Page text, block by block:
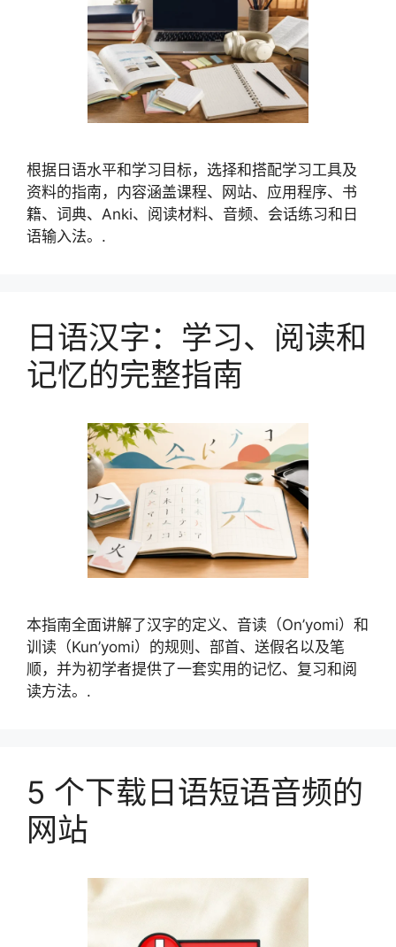
根据日语水平和学习目标，选择和搭配学习工具及
资料的指南，内容涵盖课程、网站、应用程序、书
籍、词典、Anki、阅读材料、音频、会话练习和日
语输入法。.
日语汉字：学习、阅读和
记忆的完整指南
本指南全面讲解了汉字的定义、音读（On’yomi）和
训读（Kun’yomi）的规则、部首、送假名以及笔
顺，并为初学者提供了一套实用的记忆、复习和阅
读方法。.
5 个下载日语短语音频的
网站